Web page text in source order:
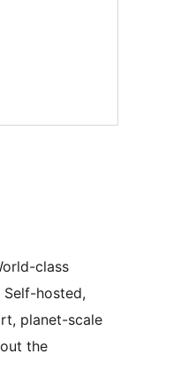
class
Self-hosted,
planet-scale
the